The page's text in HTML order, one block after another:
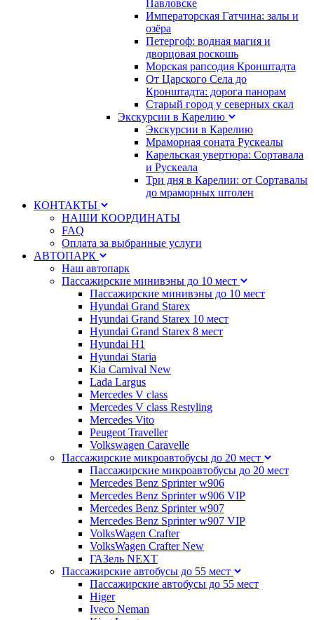
Павловске
Императорская Гатчина: залы и
озёра
Петергоф: водная магия и
дворцовая роскошь
Морская рапсодия Кронштадта
От Царского Села до
Кронштадта: дорога панорам
Старый город у северных скал
Экскурсии в Карелию
Экскурсии в Карелию
Мраморная соната Рускеалы
Карельская увертюра: Сортавала
и Рускеала
Три дня в Карелии: от Сортавалы
до мраморных штолен
КОНТАКТЫ
НАШИ КООРДИНАТЫ
FAQ
Оплата за выбранные услуги
АВТОПАРК
Наш автопарк
Пассажирские минивэны до 10 мест
Пассажирские минивэны до 10 мест
Hyundai Grand Starex
Hyundai Grand Starex 10 мест
Hyundai Grand Starex 8 мест
Hyundai H1
Hyundai Staria
Kia Carnival New
Lada Largus
Mercedes V class
Mercedes V class Restyling
Mercedes Vito
Peugeot Traveller
Volkswagen Caravelle
Пассажирские микроавтобусы до 20 мест
Пассажирские микроавтобусы до 20 мест
Mercedes Benz Sprinter w906
Mercedes Benz Sprinter w906 VIP
Mercedes Benz Sprinter w907
Mercedes Benz Sprinter w907 VIP
VolksWagen Crafter
VolksWagen Crafter New
ГАЗель NEXT
Пассажирские автобусы до 55 мест
Пассажирские автобусы до 55 мест
Higer
Iveco Neman